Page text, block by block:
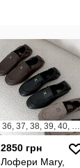
36, 37, 38, 39, 40, 41
2850 грн
Лофери Mary,